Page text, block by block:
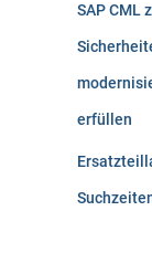
SAP CML
erfüllen